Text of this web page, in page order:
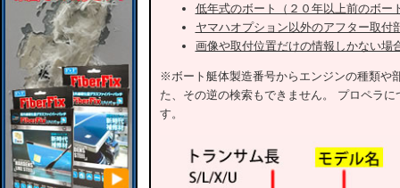
低年式のボート（２０年以上前のボー
ヤマハオプション以外のアフター取付
画像や取付位置だけの情報しかない場
※ボート艇体製造番号からエンジンの種類や
た、その逆の検索もできません。 プロペラ
す。